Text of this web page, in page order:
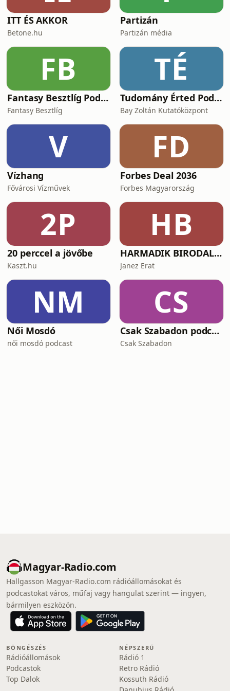
ITT ÉS AKKOR
Betone.hu
Partizán
Partizán média
FB
Fantasy Besztlíg Podcast
Fantasy Besztlíg
TÉ
Tudomány Érted Podcast
Bay Zoltán Kutatóközpont
V
Vízhang
Fővárosi Vízművek
FD
Forbes Deal 2036
Forbes Magyarország
2P
20 perccel a jövőbe
Kaszt.hu
HB
HARMADIK BIRODALOM – a nemzetiszocializmus története
Janez Erat
NM
Női Mosdó
női mosdó podcast
CS
Csak Szabadon podcast
Csak Szabadon
Magyar-Radio.com
Hallgasson Magyar-Radio.com rádióállomásokat és
podcastokat város, műfaj vagy hangulat szerint — ingyen,
bármilyen eszközön.
BÖNGÉSZÉS
Rádióállomások
Podcastok
Top Dalok
NÉPSZERŰ
Rádió 1
Retro Rádió
Kossuth Rádió